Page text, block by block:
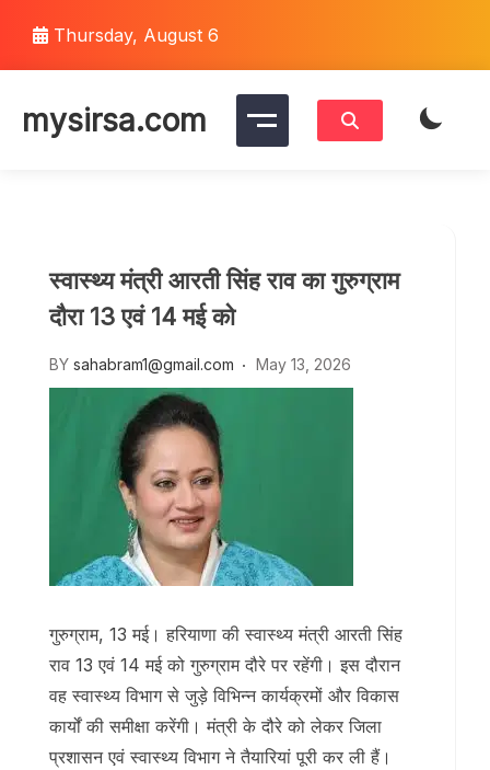
content
Thursday, August 6
mysirsa.com
स्वास्थ्य मंत्री आरती सिंह राव का गुरुग्राम
दौरा 13 एवं 14 मई को
BY sahabram1@gmail.com May 13, 2026
गुरुग्राम, 13 मई। हरियाणा की स्वास्थ्य मंत्री आरती सिंह
राव 13 एवं 14 मई को गुरुग्राम दौरे पर रहेंगी। इस दौरान
वह स्वास्थ्य विभाग से जुड़े विभिन्न कार्यक्रमों और विकास
कार्यों की समीक्षा करेंगी। मंत्री के दौरे को लेकर जिला
प्रशासन एवं स्वास्थ्य विभाग ने तैयारियां पूरी कर ली हैं।